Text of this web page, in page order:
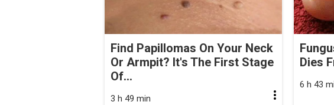
Find Papillomas On Your Neck
Or Armpit? It's The First Stage
Of...
3 h 49 min
Dies
6 h 43